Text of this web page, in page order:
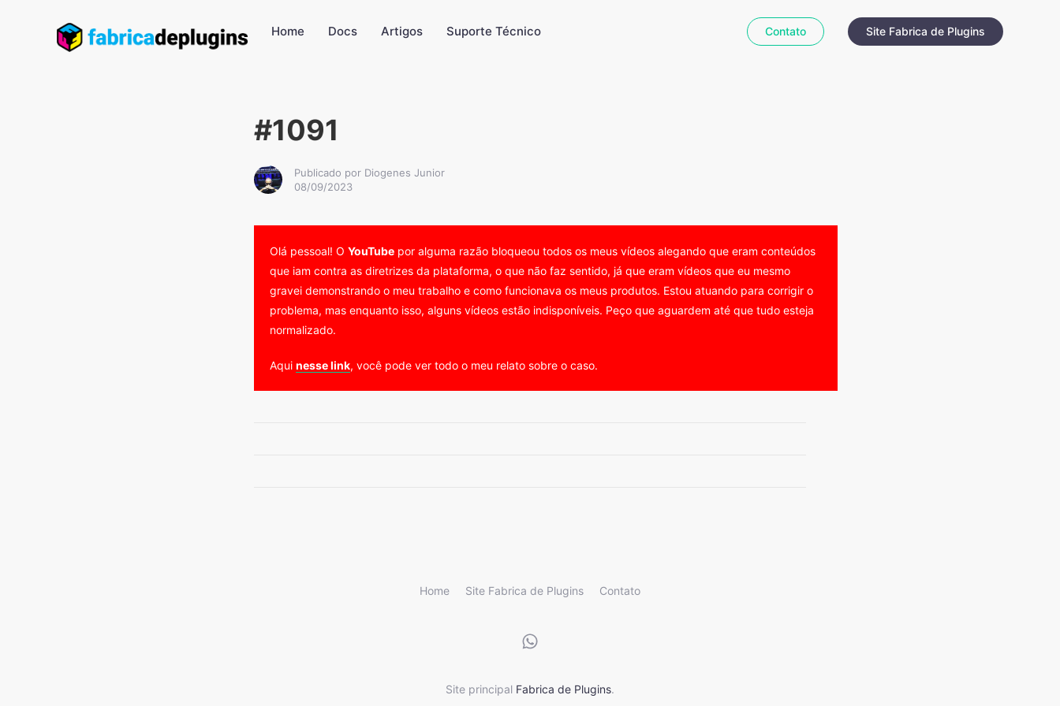
Home Docs Artigos Suporte Técnico Contato Site Fabrica de Plugins
#1091
Publicado por Diogenes Junior
08/09/2023
Olá pessoal! O YouTube por alguma razão bloqueou todos os meus vídeos alegando que eram conteúdos
que iam contra as diretrizes da plataforma, o que não faz sentido, já que eram vídeos que eu mesmo
gravei demonstrando o meu trabalho e como funcionava os meus produtos. Estou atuando para corrigir o
problema, mas enquanto isso, alguns vídeos estão indisponíveis. Peço que aguardem até que tudo esteja
normalizado.
Aqui nesse link, você pode ver todo o meu relato sobre o caso.
Home Site Fabrica de Plugins Contato
Site principal Fabrica de Plugins.